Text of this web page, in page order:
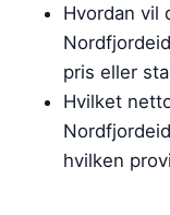
Hvordan vil
pris eller
Hvilket
hvilken